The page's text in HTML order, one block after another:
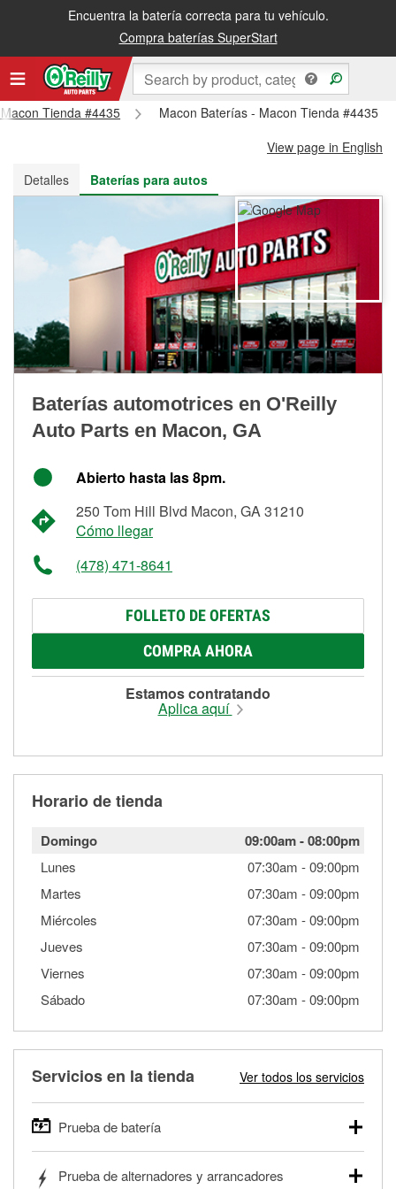
Encuentra la batería correcta para tu vehículo.
Compra baterías SuperStart
Recibe tu orden gratis al día siguiente o recógela en la tienda
Tienda #4435
Macon Baterías - Macon Tienda #4435
View page in English
Detalles
Baterías para autos
Baterías automotrices en O'Reilly
Auto Parts en Macon, GA
Abierto hasta las 8pm.
250 Tom Hill Blvd Macon, GA 31210
Cómo llegar
(478) 471-8641
FOLLETO DE OFERTAS
COMPRA AHORA
Estamos contratando
Aplica aquí
Horario de tienda
Domingo 09:00am-08:00pm
Lunes 07:30am -09:00pm
Martes
07:30am -09:00pm
Miércoles
07:30am -09:00pm
Jueves
07:30am -09:00pm
Viernes
07:30am -09:00pm
Sábado
07:30am -09:00pm
Servicios en la tienda Ver todos los servicios
Prueba de batería
autos, camionetas, SUVs, vehículos comerciales y
Prueba de alternadores y arrancadores